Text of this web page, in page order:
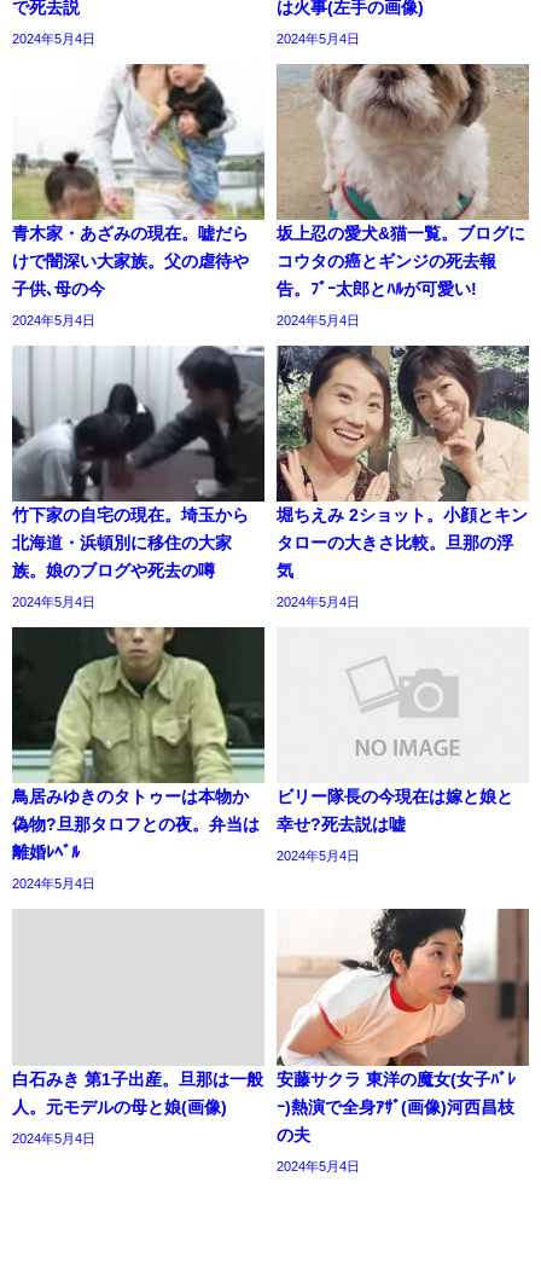
で死去説
2024年5月4日
は火事(左手の画像)
2024年5月4日
青木家・あざみの現在。嘘だら
けで闇深い大家族。父の虐待や
子供､母の今
2024年5月4日
坂上忍の愛犬&猫一覧。ブログに
コウタの癌とギンジの死去報
告。ﾌﾞｰ太郎とﾊﾙが可愛い!
2024年5月4日
竹下家の自宅の現在。埼玉から
北海道・浜頓別に移住の大家
族。娘のブログや死去の噂
2024年5月4日
堀ちえみ 2ショット。小顔とキン
タローの大きさ比較。旦那の浮
気
2024年5月4日
鳥居みゆきのタトゥーは本物か
偽物?旦那タロフとの夜。弁当は
離婚ﾚﾍﾞﾙ
2024年5月4日
ビリー隊長の今現在は嫁と娘と
幸せ?死去説は嘘
2024年5月4日
白石みき 第1子出産。旦那は一般
人。元モデルの母と娘(画像)
2024年5月4日
安藤サクラ 東洋の魔女(女子ﾊﾞﾚ
ｰ)熱演で全身ｱｻﾞ(画像)河西昌枝
の夫
2024年5月4日